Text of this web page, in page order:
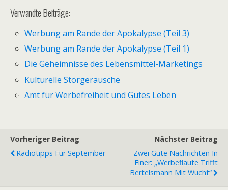
Verwandte Beiträge:
Werbung am Rande der Apokalypse (Teil 3)
Werbung am Rande der Apokalypse (Teil 1)
Die Geheimnisse des Lebensmittel-Marketings
Kulturelle Störgeräusche
Amt für Werbefreiheit und Gutes Leben
Vorheriger Beitrag
Radiotipps Für September
Nächster Beitrag
Zwei Gute Nachrichten In
Einer: „Werbeflaute Trifft
Bertelsmann Mit Wucht“